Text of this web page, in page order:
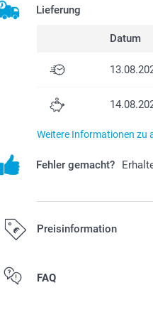
Lieferung
Datum
Weitere Informationen zu
Fehler gemacht?
Preisinformation
Alle Preise verstehen sich in
FAQ